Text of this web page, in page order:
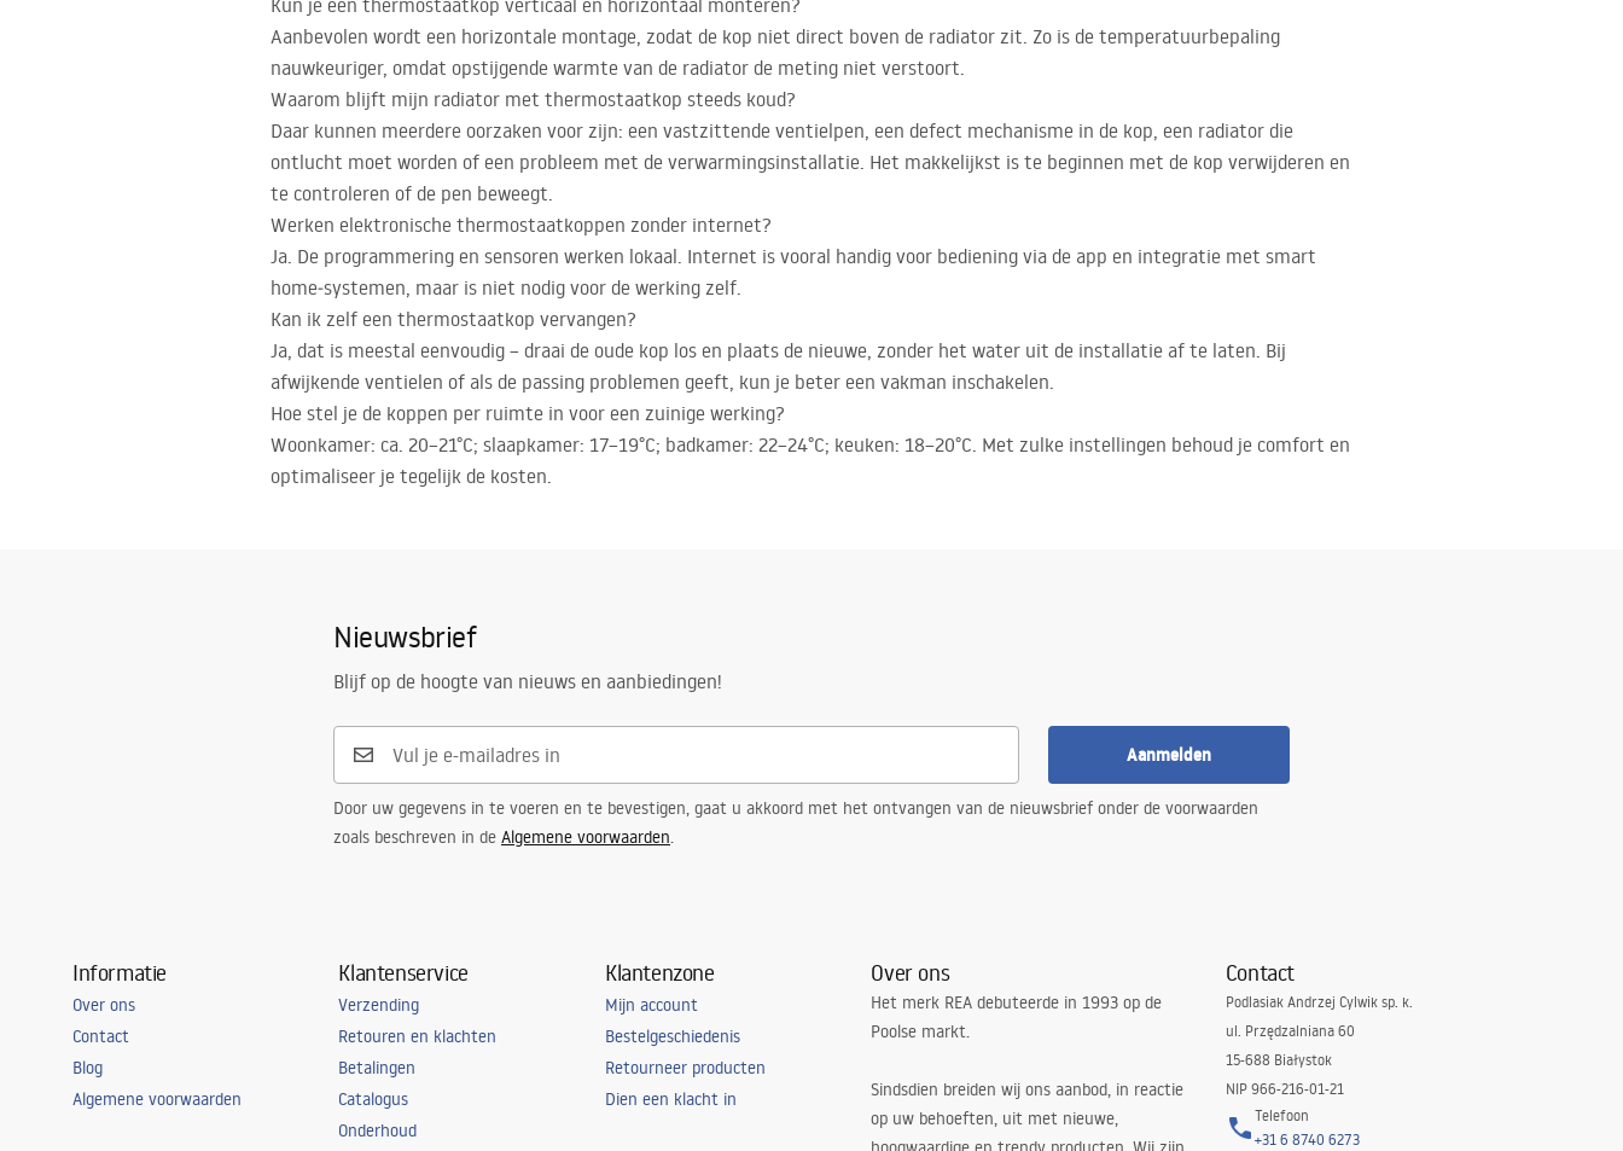
Kun je een thermostaatkop verticaal en horizontaal monteren?
Aanbevolen wordt een horizontale montage, zodat de kop niet direct boven de radiator zit. Zo is de temperatuurbepaling
nauwkeuriger, omdat opstijgende warmte van de radiator de meting niet verstoort.
Waarom blijft mijn radiator met thermostaatkop steeds koud?
Daar kunnen meerdere oorzaken voor zijn: een vastzittende ventielpen, een defect mechanisme in de kop, een radiator die
ontlucht moet worden of een probleem met de verwarmingsinstallatie. Het makkelijkst is te beginnen met de kop verwijderen en
te controleren of de pen beweegt.
Werken elektronische thermostaatkoppen zonder internet?
Ja. De programmering en sensoren werken lokaal. Internet is vooral handig voor bediening via de app en integratie met smart
home‑systemen, maar is niet nodig voor de werking zelf.
Kan ik zelf een thermostaatkop vervangen?
Ja, dat is meestal eenvoudig – draai de oude kop los en plaats de nieuwe, zonder het water uit de installatie af te laten. Bij
afwijkende ventielen of als de passing problemen geeft, kun je beter een vakman inschakelen.
Hoe stel je de koppen per ruimte in voor een zuinige werking?
Woonkamer: ca. 20–21°C; slaapkamer: 17–19°C; badkamer: 22–24°C; keuken: 18–20°C. Met zulke instellingen behoud je comfort en
optimaliseer je tegelijk de kosten.
Nieuwsbrief
Blijf op de hoogte van nieuws en aanbiedingen!
Aanmelden
Door uw gegevens in te voeren en te bevestigen, gaat u akkoord met het ontvangen van de nieuwsbrief onder de voorwaarden
zoals beschreven in de Algemene voorwaarden.
Informatie
Over ons
Contact
Blog
Algemene voorwaarden
Klantenservice
Verzending
Retouren en klachten
Betalingen
Catalogus
Onderhoud
Klantenzone
Mijn account
Bestelgeschiedenis
Retourneer producten
Dien een klacht in
Over ons
Het merk REA debuteerde in 1993 op de
Poolse markt.
Sindsdien breiden wij ons aanbod, in reactie
op uw behoeften, uit met nieuwe,
Contact
Podlasiak Andrzej Cylwik sp. k.
ul. Przędzalniana 60
15-688 Białystok
NIP 966-216-01-21
Telefoon
+31 6 8740 6273